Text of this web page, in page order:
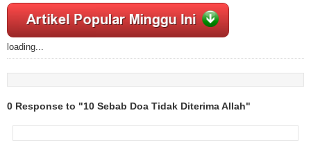
loading...
0 Response to "10 Sebab Doa Tidak Diterima Allah"